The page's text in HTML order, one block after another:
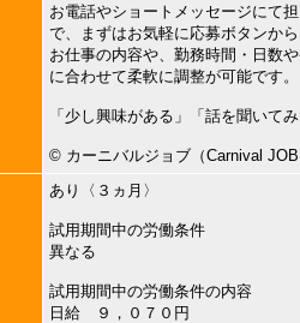
お電話やショートメッセージにて
で、まずはお気軽に応募ボタンから
お仕事の内容や、勤務時間・日数
に合わせて柔軟に調整が可能です。
「少し興味がある」「話を聞いて
©︎ カーニバルジョブ（Carnival JOB
あり〈３ヵ月〉
試用期間中の労働条件
異なる
試用期間中の労働条件の内容
日給 ９，０７０円